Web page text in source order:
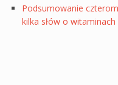
Podsumowanie
kilka słów o